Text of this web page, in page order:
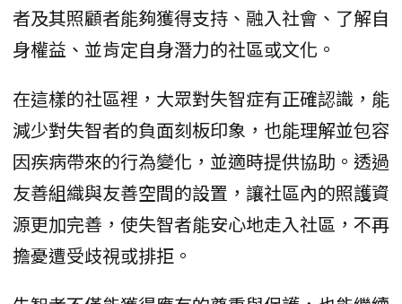
者及其照顧者能夠獲得支持、融入社會、了解自
身權益、並肯定自身潛力的社區或文化。
在這樣的社區裡，大眾對失智症有正確認識，能
減少對失智者的負面刻板印象，也能理解並包容
因疾病帶來的行為變化，並適時提供協助。透過
友善組織與友善空間的設置，讓社區內的照護資
源更加完善，使失智者能安心地走入社區，不再
擔憂遭受歧視或排拒。